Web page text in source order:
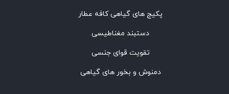
پکیج های گیاهی کافه عطار
دستبند مغناطیسی
تقویت قوای جنسی
دمنوش و بخور های گیاهی